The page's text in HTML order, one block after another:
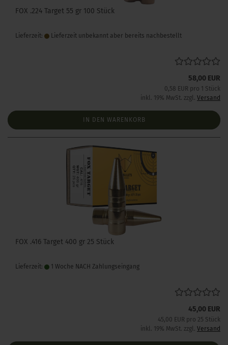
FOX .224 Target 55 gr 100 Stück
Lieferzeit: Lieferzeit unbekannt aber bereits nachbestellt
58,00 EUR
0,58 EUR pro 1 Stück
inkl. 19% MwSt. zzgl. Versand
IN DEN WARENKORB
FOX .416 Target 400 gr 25 Stück
Lieferzeit: 1 Woche NACH Zahlungseingang
45,00 EUR
45,00 EUR pro 25 Stück
inkl. 19% MwSt. zzgl. Versand